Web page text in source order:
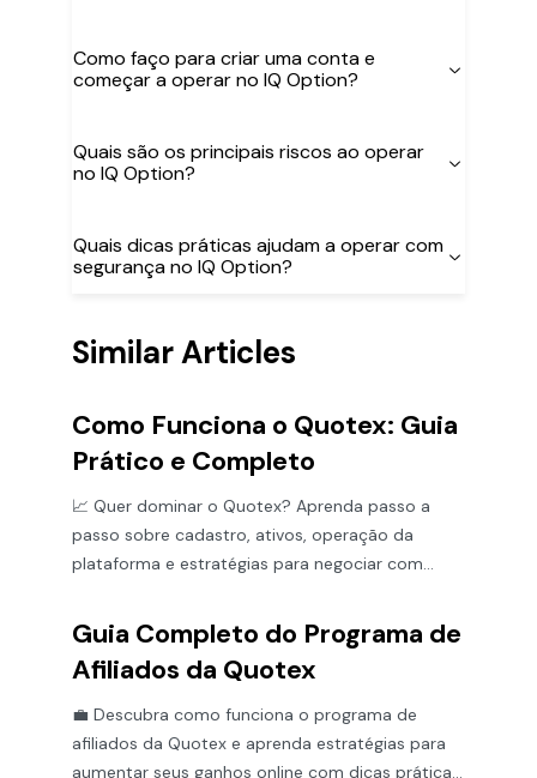
Como faço para criar uma conta e
começar a operar no IQ Option?
Quais são os principais riscos ao operar
no IQ Option?
Quais dicas práticas ajudam a operar com
segurança no IQ Option?
Similar Articles
Como Funciona o Quotex: Guia
Prático e Completo
📈 Quer dominar o Quotex? Aprenda passo a
passo sobre cadastro, ativos, operação da
plataforma e estratégias para negociar com
Guia Completo do Programa de
Afiliados da Quotex
💼 Descubra como funciona o programa de
afiliados da Quotex e aprenda estratégias para
aumentar seus ganhos online com dicas práticas